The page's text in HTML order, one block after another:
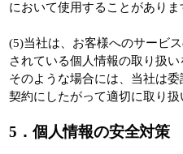
において使用することがありま
(5)当社は、お客様へのサービ
されている個人情報の取り扱
そのような場合には、当社は
契約にしたがって適切に取り扱
5．個人情報の安全対策